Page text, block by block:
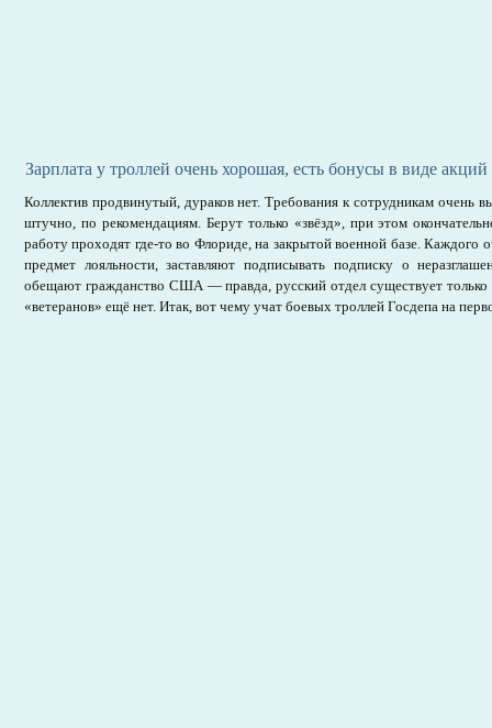
Зарплата у троллей очень хорошая, есть бонусы в виде
Коллектив продвинутый, дураков нет. Требования к сотрудникам очень
штучно, по рекомендациям. Берут только «звёзд», при этом
работу проходят где-то во Флориде, на закрытой военной базе. Каждого
предмет лояльности, заставляют подписывать подписку о
обещают гражданство США — правда, русский отдел существует только
«ветеранов» ещё нет. Итак, вот чему учат боевых троллей Госдепа на